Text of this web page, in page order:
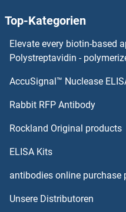
POU4F1 ELISA Kits
PPP1R14C ELISA Kits
PPP1R1A ELISA Kits
PPP1R9B ELISA Kits
Top-Kategorien
Elevate every biotin-based
Polystreptavidin -
AccuSignal™ Nuclease
Rabbit RFP Antibody
Rockland Original products
ELISA Kits
antibodies online purchase
Unsere Distributoren